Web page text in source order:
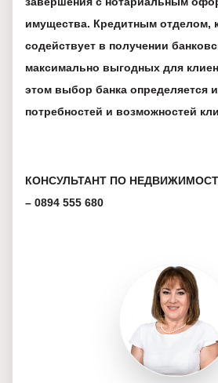
имущества. Кредитным отделом,
содействует в получении
максимально выгодных для
этом выбор банка определяется
потребностей и возможностей
КОНСУЛЬТАНТ ПО
– 0894 555 680